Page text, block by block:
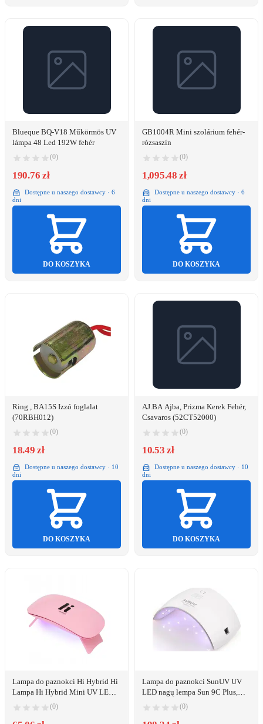
Blueque BQ-V18 Műkörmös UV
lámpa 48 Led 192W fehér
(0)
190.76 zł
Dostępne u naszego dostawcy · 6
dni
DO KOSZYKA
GB1004R Mini szolárium fehér-
rózsaszín
(0)
1,095.48 zł
Dostępne u naszego dostawcy · 6
dni
DO KOSZYKA
Ring , BA15S Izzó foglalat
(70RBH012)
(0)
18.49 zł
Dostępne u naszego dostawcy · 10
dni
DO KOSZYKA
AJ.BA Ajba, Prizma Kerek Fehér,
Csavaros (52CT52000)
(0)
10.53 zł
Dostępne u naszego dostawcy · 10
dni
DO KOSZYKA
Lampa do paznokci Hi Hybrid Hi
Lampa Hi Hybrid Mini UV LED
(0)
Lampa do paznokci SunUV UV
LED nagų lempa Sun 9C Plus,
(0)